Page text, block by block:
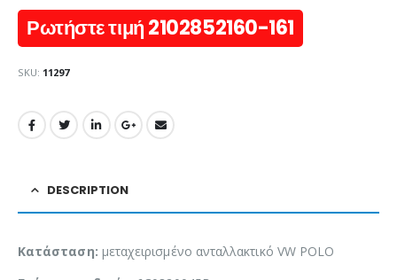
Ρωτήστε τιμή 2102852160-161
SKU: 11297
DESCRIPTION
Κατάσταση: μεταχειρισμένο ανταλλακτικό VW POLO